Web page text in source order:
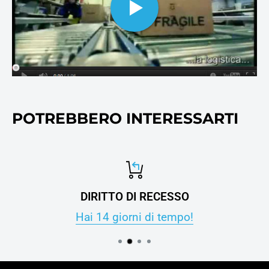
stampanti e fotocopie.
POTREBBERO INTERESSARTI
DIRITTO DI RECESSO
Hai 14 giorni di tempo!